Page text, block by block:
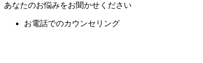
あなたのお悩みをお聞かせください
お電話でのカウンセリング